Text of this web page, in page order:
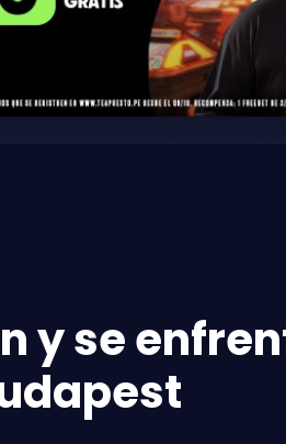
y se